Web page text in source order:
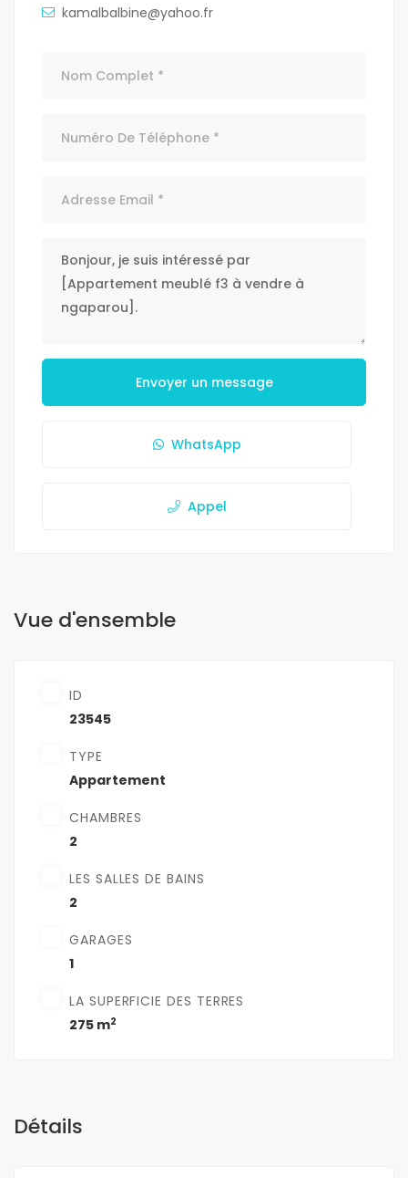
kamalbalbine@yahoo.fr
Envoyer un message
WhatsApp
Appel
Vue d'ensemble
ID
23545
TYPE
Appartement
CHAMBRES
2
LES SALLES DE BAINS
2
GARAGES
1
LA SUPERFICIE DES TERRES
275 m2
Détails